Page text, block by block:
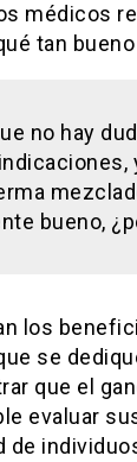
médicos
tan
no hay
bueno,
los
se
que el
evaluar
de